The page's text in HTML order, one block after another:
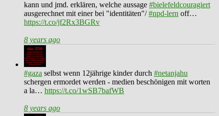
kann und jmd. erklären, welche aussage #bielefeldcouragiert
ausgerechnet mit einer bei "identitäten"/#npd-lern off…
https://t.co/jf2Rx3BGRv
8 years ago
#gaza selbst wenn 12jährige kinder durch #netanjahu
schergen ermordet werden - medien beschönigen mit worten
a la… https://t.co/1wSB7bafWB
8 years ago